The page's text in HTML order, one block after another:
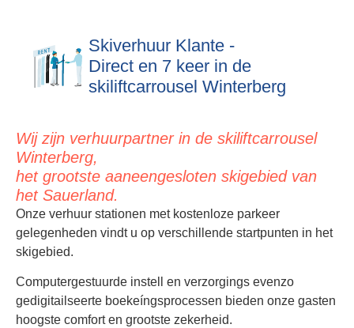
Skiverhuur Klante -
Direct en 7 keer in de
skiliftcarrousel Winterberg
Wij zijn verhuurpartner in de skiliftcarrousel
Winterberg,
het grootste aaneengesloten skigebied van
het Sauerland.
Onze verhuur stationen met kostenloze parkeer
gelegenheden vindt u op verschillende startpunten in het
skigebied.
Computergestuurde instell en verzorgings evenzo
gedigitailseerte boekeíngsprocessen bieden onze gasten
hoogste comfort en grootste zekerheid.